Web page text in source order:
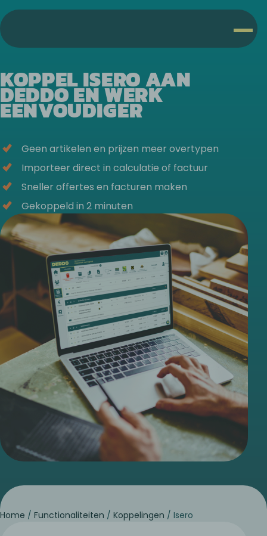
KOPPEL ISERO AAN
DEDDO EN WERK
EENVOUDIGER
Geen artikelen en prijzen meer overtypen
Importeer direct in calculatie of factuur
Sneller offertes en facturen maken
Gekoppeld in 2 minuten
Home / Functionaliteiten / Koppelingen / Isero